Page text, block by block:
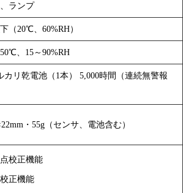
ランプ
（20℃、60%RH）
50℃、15～90%RH
カリ乾電池（1本） 5,000時間（連続無警報
・55g（センサ、電池含む）
校正機能
正機能